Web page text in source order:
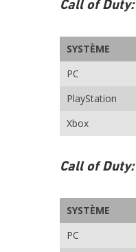
Call of
SYSTÈME
PC
PlayStation
Xbox
Call of
SYSTÈME
PC